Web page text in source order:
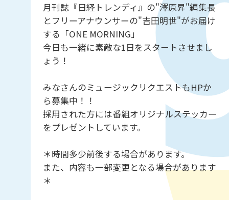
月刊誌『日経トレンディ』の"澤原昇"編集長
とフリーアナウンサーの"吉田明世"がお届け
する「ONE MORNING」
今日も一緒に素敵な1日をスタートさせまし
ょう！
みなさんのミュージックリクエストもHPか
ら募集中！！
採用された方には番組オリジナルステッカー
をプレゼントしています。
＊時間多少前後する場合があります。
また、内容も一部変更となる場合があります
＊